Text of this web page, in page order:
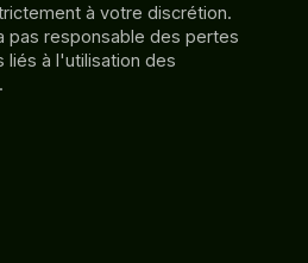
à votre discrétion.
pas responsable des pertes
à l'utilisation des